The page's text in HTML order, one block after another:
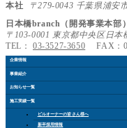
本社
〒279-0043 千葉県浦安
日本橋branch（開発事業本部）
〒103-0001 東京都中央区日
TEL： 03-3527-3650 FAX：
企業情報
事業紹介
お知らせ一覧
施工実績一覧
ビルオーナーの皆さん様へ
新卒採用情報